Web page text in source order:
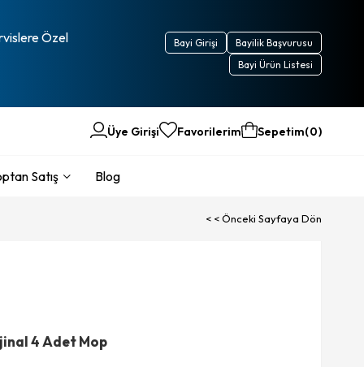
Özel
Bayilik Başvurusu
Bayi Girişi
Bayi Ürün Listesi
Üye Girişi Favorilerim Sepetim 0
Satış Blog
< < Önceki Sayfaya Dön
4 Adet Mop